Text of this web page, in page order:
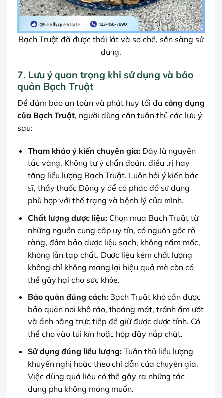
Bạch Truật đã được thái lát và sơ chế, sẵn sàng sử
dụng.
7. Lưu ý quan trọng khi sử dụng và bảo
quản Bạch Truật
Để đảm bảo an toàn và phát huy tối đa công dụng
của Bạch Truật, người dùng cần tuân thủ các lưu ý
sau:
Tham khảo ý kiến chuyên gia:Đây là nguyên
tắc vàng. Không tự ý chẩn đoán, điều trị hay
tăng liều lượng Bạch Truật. Luôn hỏi ý kiến bác
sĩ, thầy thuốc Đông y để có phác đồ sử dụng
phù hợp với thể trạng và bệnh lý của mình.
Chất lượng dược liệu:Chọn mua Bạch Truật từ
những nguồn cung cấp uy tín, có nguồn gốc rõ
ràng, đảm bảo dược liệu sạch, không nấm mốc,
không lẫn tạp chất. Dược liệu kém chất lượng
không chỉ không mang lại hiệu quả mà còn có
thể gây hại cho sức khỏe.
Bảo quản đúng cách:Bạch Truật khô cần được
bảo quản nơi khô ráo, thoáng mát, tránh ẩm ướt
và ánh nắng trực tiếp để giữ được dược tính. Có
thể cho vào túi kín hoặc hộp đậy nắp chặt.
Sử dụng đúng liều lượng:Tuân thủ liều lượng
khuyến nghị hoặc theo chỉ dẫn của chuyên gia.
Việc dùng quá liều có thể gây ra những tác
dụng phụ không mong muốn.